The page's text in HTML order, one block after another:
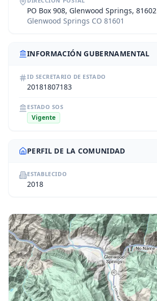
PO Box 908, Glenwood Springs, 81602
Glenwood Springs CO 81601
INFORMACIÓN GUBERNAMENTAL
ID SECRETARIO DE ESTADO
20181807183
ESTADO SOS
Vigente
PERFIL DE LA COMUNIDAD
ESTABLECIDO
2018